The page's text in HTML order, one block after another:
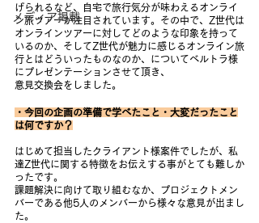
メディア掲載
げられるなど、自宅で旅行気分が味わえるオンライ
ン旅ツアーが注目されています。その中で、Z世代は
オンラインツアーに対してどのような印象を持って
いるのか、そしてZ世代が魅力に感じるオンライン旅
行とはどういったものなのか、についてベルトラ様
にプレゼンテーションさせて頂き、
意見交換会をしました。
・今回の企画の準備で学べたこと・大変だったこと
は何ですか？
はじめて担当したクライアント様案件でしたが、私
達Z世代に関する特徴をお伝えする事がとても難しか
ったです。
課題解決に向けて取り組むなか、プロジェクトメン
バーである他5人のメンバーから様々な意見が出まし
た。